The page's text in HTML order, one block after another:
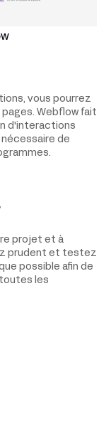
vous pourrez
Webflow fait
d'interactions
de
projet et à
prudent et testez
possible afin de
les